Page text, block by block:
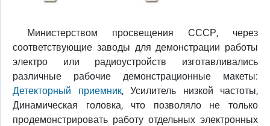
Министерством просвещения СССР, через
соответствующие заводы для демонстрации работы
электро или радиоустройств изготавливались
различные рабочие демонстрационные макеты:
Детекторный приемник, Усилитель низкой частоты,
Динамическая головка, что позволяло не только
продемонстрировать работу отдельных электронных